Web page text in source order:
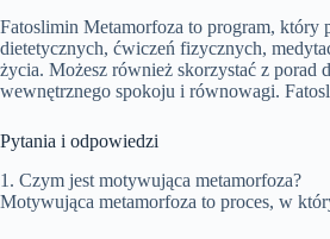
Fatoslimin Metamorfoza to program, który
dietetycznych, ćwiczeń fizycznych,
życia. Możesz również skorzystać z
wewnętrznego spokoju i równowagi.
Pytania i odpowiedzi
1. Czym jest motywująca metamorfoza?
Motywująca metamorfoza to proces, w